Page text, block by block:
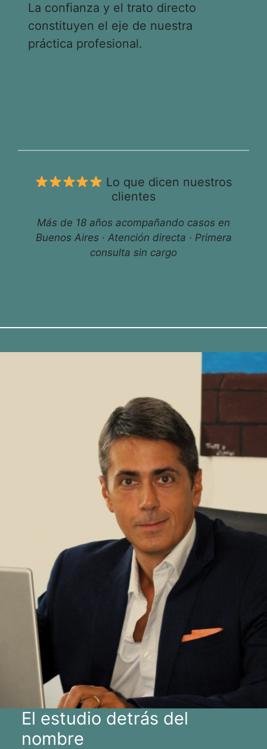
La confianza y el trato directo
constituyen el eje de nuestra
práctica profesional.
Lo que dicen nuestros
clientes
Más de 18 años acompañando casos en
Buenos Aires · Atención directa · Primera
consulta sin cargo
El estudio detrás del
nombre